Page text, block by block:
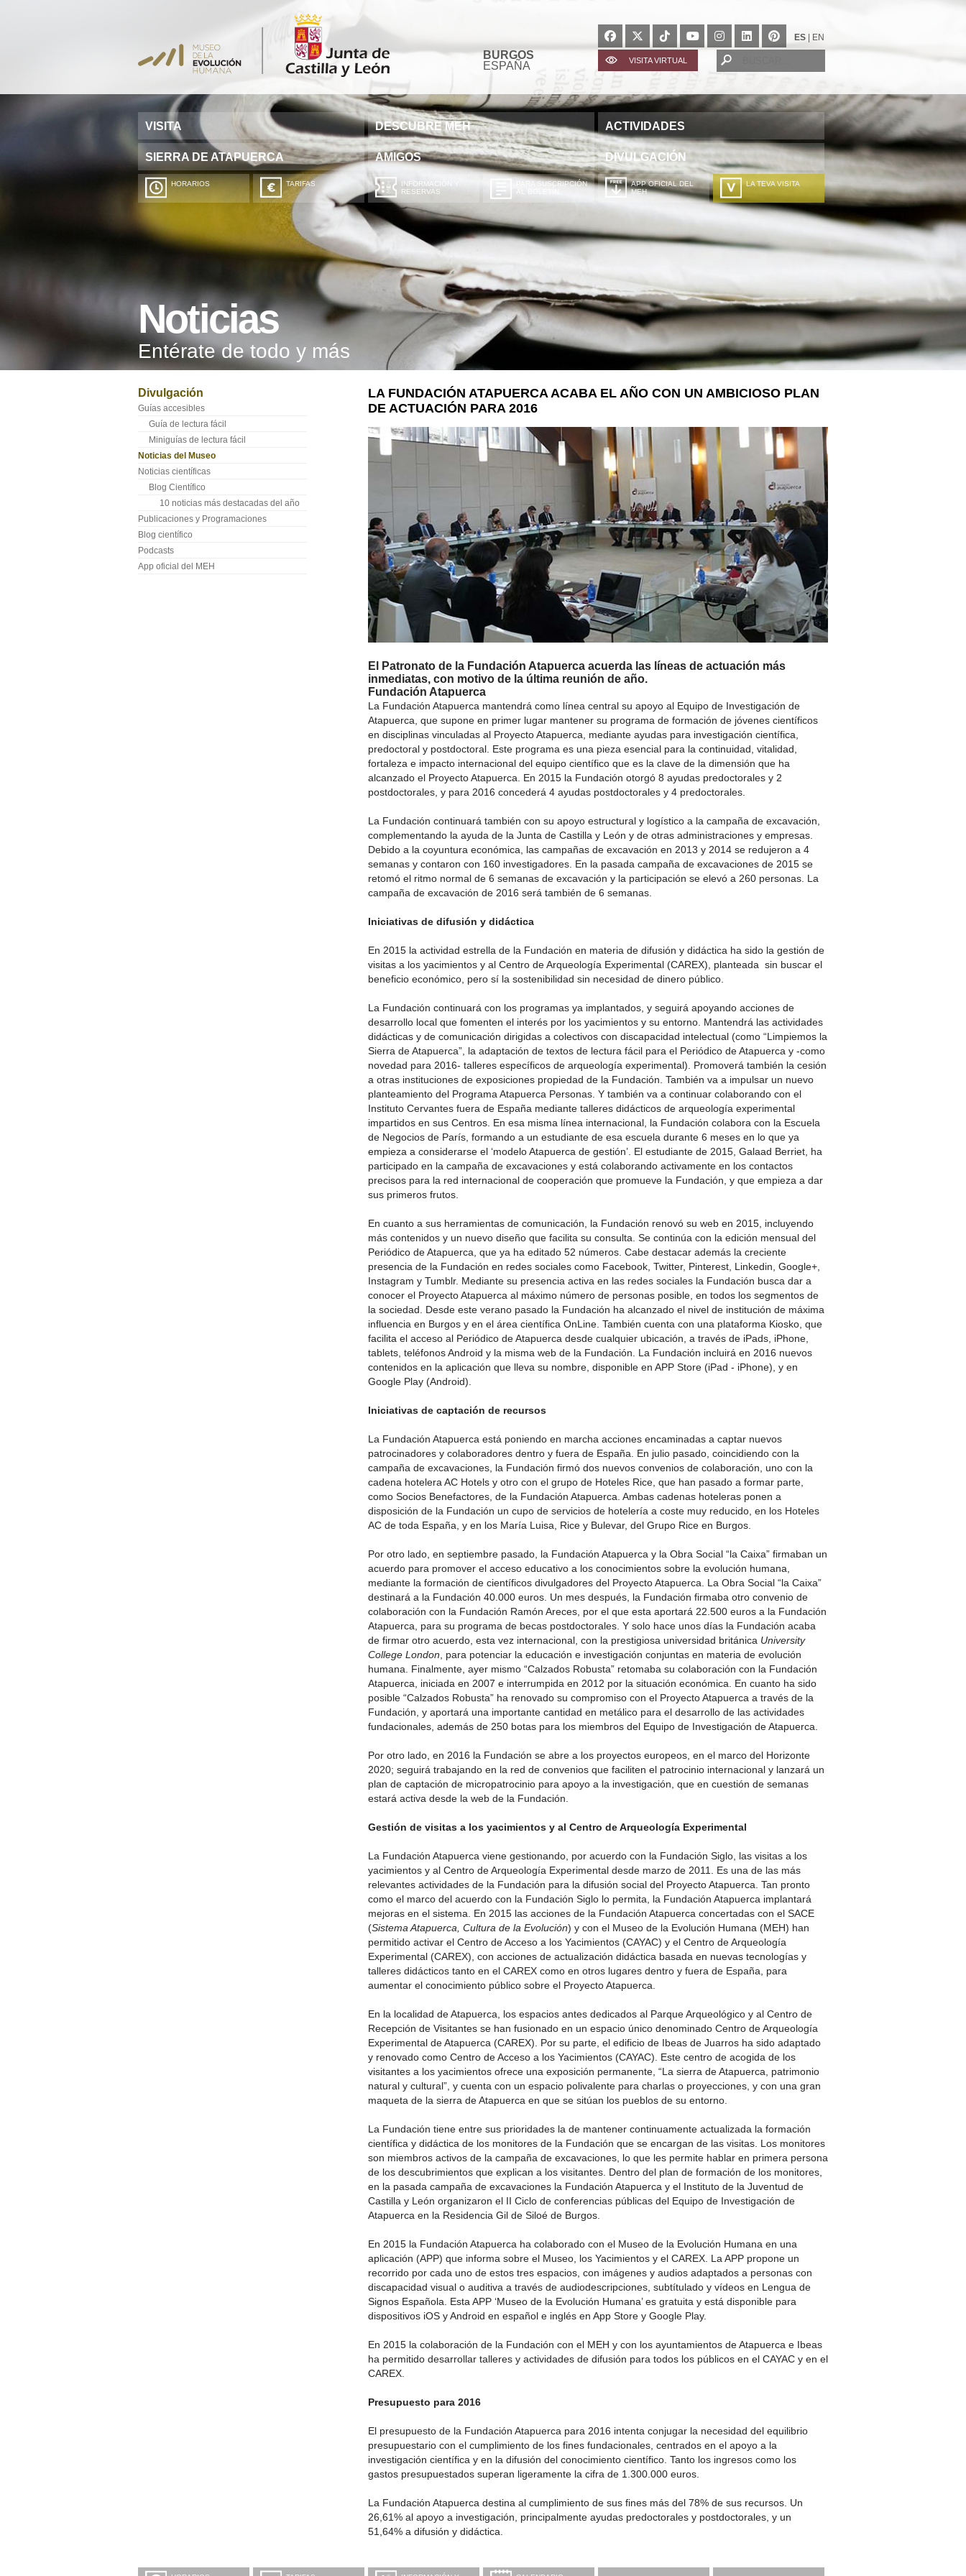
BURGOS
ESPAÑA
ES EN
VISITA VIRTUAL
VISITA DESCUBRE MEH ACTIVIDADES
SIERRA DE ATAPUERCA AMIGOS DIVULGACIÓN
HORARIOS TARIFAS
INFORMACIÓN Y
RESERVAS
PARA SUSCRIPCIÓN
AL BOLETÍN
APP OFICIAL DEL
MEH
LA TEVA VISITA
A TÚA VISITA
ZURE BISITALDIA
DEIN BESUCH
LA VOSTRA VISITA
A SUA VISITA
Noticias
Entérate de todo y más
Divulgación
Guías accesibles
Guía de lectura fácil
Miniguías de lectura fácil
Noticias del Museo
Noticias científicas
Blog Científico
10 noticias más destacadas del año
Publicaciones y Programaciones
Blog científico
Podcasts
App oficial del MEH
LA FUNDACIÓN ATAPUERCA ACABA EL AÑO CON UN AMBICIOSO PLAN
DE ACTUACIÓN PARA 2016
El Patronato de la Fundación Atapuerca acuerda las líneas de actuación más
inmediatas, con motivo de la última reunión de año.
Fundación Atapuerca
La Fundación Atapuerca mantendrá como línea central su apoyo al Equipo de Investigación de
Atapuerca, que supone en primer lugar mantener su programa de formación de jóvenes científicos
en disciplinas vinculadas al Proyecto Atapuerca, mediante ayudas para investigación científica,
predoctoral y postdoctoral. Este programa es una pieza esencial para la continuidad, vitalidad,
fortaleza e impacto internacional del equipo científico que es la clave de la dimensión que ha
alcanzado el Proyecto Atapuerca. En 2015 la Fundación otorgó 8 ayudas predoctorales y 2
postdoctorales, y para 2016 concederá 4 ayudas postdoctorales y 4 predoctorales.
La Fundación continuará también con su apoyo estructural y logístico a la campaña de excavación,
complementando la ayuda de la Junta de Castilla y León y de otras administraciones y empresas.
Debido a la coyuntura económica, las campañas de excavación en 2013 y 2014 se redujeron a 4
semanas y contaron con 160 investigadores. En la pasada campaña de excavaciones de 2015 se
retomó el ritmo normal de 6 semanas de excavación y la participación se elevó a 260 personas. La
campaña de excavación de 2016 será también de 6 semanas.
Iniciativas de difusión y didáctica
En 2015 la actividad estrella de la Fundación en materia de difusión y didáctica ha sido la gestión de
visitas a los yacimientos y al Centro de Arqueología Experimental (CAREX), planteada sin buscar el
beneficio económico, pero sí la sostenibilidad sin necesidad de dinero público.
La Fundación continuará con los programas ya implantados, y seguirá apoyando acciones de
desarrollo local que fomenten el interés por los yacimientos y su entorno. Mantendrá las actividades
didácticas y de comunicación dirigidas a colectivos con discapacidad intelectual (como “Limpiemos la
Sierra de Atapuerca”, la adaptación de textos de lectura fácil para el Periódico de Atapuerca y -como
novedad para 2016- talleres específicos de arqueología experimental). Promoverá también la cesión
a otras instituciones de exposiciones propiedad de la Fundación. También va a impulsar un nuevo
planteamiento del Programa Atapuerca Personas. Y también va a continuar colaborando con el
Instituto Cervantes fuera de España mediante talleres didácticos de arqueología experimental
impartidos en sus Centros. En esa misma línea internacional, la Fundación colabora con la Escuela
de Negocios de París, formando a un estudiante de esa escuela durante 6 meses en lo que ya
empieza a considerarse el ‘modelo Atapuerca de gestión’. El estudiante de 2015, Galaad Berriet, ha
participado en la campaña de excavaciones y está colaborando activamente en los contactos
precisos para la red internacional de cooperación que promueve la Fundación, y que empieza a dar
sus primeros frutos.
En cuanto a sus herramientas de comunicación, la Fundación renovó su web en 2015, incluyendo
más contenidos y un nuevo diseño que facilita su consulta. Se continúa con la edición mensual del
Periódico de Atapuerca, que ya ha editado 52 números. Cabe destacar además la creciente
presencia de la Fundación en redes sociales como Facebook, Twitter, Pinterest, Linkedin, Google+,
Instagram y Tumblr. Mediante su presencia activa en las redes sociales la Fundación busca dar a
conocer el Proyecto Atapuerca al máximo número de personas posible, en todos los segmentos de
la sociedad. Desde este verano pasado la Fundación ha alcanzado el nivel de institución de máxima
influencia en Burgos y en el área científica OnLine. También cuenta con una plataforma Kiosko, que
facilita el acceso al Periódico de Atapuerca desde cualquier ubicación, a través de iPads, iPhone,
tablets, teléfonos Android y la misma web de la Fundación. La Fundación incluirá en 2016 nuevos
contenidos en la aplicación que lleva su nombre, disponible en APP Store (iPad - iPhone), y en
Google Play (Android).
Iniciativas de captación de recursos
La Fundación Atapuerca está poniendo en marcha acciones encaminadas a captar nuevos
patrocinadores y colaboradores dentro y fuera de España. En julio pasado, coincidiendo con la
campaña de excavaciones, la Fundación firmó dos nuevos convenios de colaboración, uno con la
cadena hotelera AC Hotels y otro con el grupo de Hoteles Rice, que han pasado a formar parte,
como Socios Benefactores, de la Fundación Atapuerca. Ambas cadenas hoteleras ponen a
disposición de la Fundación un cupo de servicios de hotelería a coste muy reducido, en los Hoteles
AC de toda España, y en los María Luisa, Rice y Bulevar, del Grupo Rice en Burgos.
Por otro lado, en septiembre pasado, la Fundación Atapuerca y la Obra Social “la Caixa” firmaban un
acuerdo para promover el acceso educativo a los conocimientos sobre la evolución humana,
mediante la formación de científicos divulgadores del Proyecto Atapuerca. La Obra Social “la Caixa”
destinará a la Fundación 40.000 euros. Un mes después, la Fundación firmaba otro convenio de
colaboración con la Fundación Ramón Areces, por el que esta aportará 22.500 euros a la Fundación
Atapuerca, para su programa de becas postdoctorales. Y solo hace unos días la Fundación acaba
de firmar otro acuerdo, esta vez internacional, con la prestigiosa universidad británica University
College London , para potenciar la educación e investigación conjuntas en materia de evolución
humana. Finalmente, ayer mismo “Calzados Robusta” retomaba su colaboración con la Fundación
Atapuerca, iniciada en 2007 e interrumpida en 2012 por la situación económica. En cuanto ha sido
posible “Calzados Robusta” ha renovado su compromiso con el Proyecto Atapuerca a través de la
Fundación, y aportará una importante cantidad en metálico para el desarrollo de las actividades
fundacionales, además de 250 botas para los miembros del Equipo de Investigación de Atapuerca.
Por otro lado, en 2016 la Fundación se abre a los proyectos europeos, en el marco del Horizonte
2020; seguirá trabajando en la red de convenios que faciliten el patrocinio internacional y lanzará un
plan de captación de micropatrocinio para apoyo a la investigación, que en cuestión de semanas
estará activa desde la web de la Fundación.
Gestión de visitas a los yacimientos y al Centro de Arqueología Experimental
La Fundación Atapuerca viene gestionando, por acuerdo con la Fundación Siglo, las visitas a los
yacimientos y al Centro de Arqueología Experimental desde marzo de 2011. Es una de las más
relevantes actividades de la Fundación para la difusión social del Proyecto Atapuerca. Tan pronto
como el marco del acuerdo con la Fundación Siglo lo permita, la Fundación Atapuerca implantará
mejoras en el sistema. En 2015 las acciones de la Fundación Atapuerca concertadas con el SACE
(Sistema Atapuerca, Cultura de la Evolución) y con el Museo de la Evolución Humana (MEH) han
permitido activar el Centro de Acceso a los Yacimientos (CAYAC) y el Centro de Arqueología
Experimental (CAREX), con acciones de actualización didáctica basada en nuevas tecnologías y
talleres didácticos tanto en el CAREX como en otros lugares dentro y fuera de España, para
aumentar el conocimiento público sobre el Proyecto Atapuerca.
En la localidad de Atapuerca, los espacios antes dedicados al Parque Arqueológico y al Centro de
Recepción de Visitantes se han fusionado en un espacio único denominado Centro de Arqueología
Experimental de Atapuerca (CAREX). Por su parte, el edificio de Ibeas de Juarros ha sido adaptado
y renovado como Centro de Acceso a los Yacimientos (CAYAC). Este centro de acogida de los
visitantes a los yacimientos ofrece una exposición permanente, “La sierra de Atapuerca, patrimonio
natural y cultural”, y cuenta con un espacio polivalente para charlas o proyecciones, y con una gran
maqueta de la sierra de Atapuerca en que se sitúan los pueblos de su entorno.
La Fundación tiene entre sus prioridades la de mantener continuamente actualizada la formación
científica y didáctica de los monitores de la Fundación que se encargan de las visitas. Los monitores
son miembros activos de la campaña de excavaciones, lo que les permite hablar en primera persona
de los descubrimientos que explican a los visitantes. Dentro del plan de formación de los monitores,
en la pasada campaña de excavaciones la Fundación Atapuerca y el Instituto de la Juventud de
Castilla y León organizaron el II Ciclo de conferencias públicas del Equipo de Investigación de
Atapuerca en la Residencia Gil de Siloé de Burgos.
En 2015 la Fundación Atapuerca ha colaborado con el Museo de la Evolución Humana en una
aplicación (APP) que informa sobre el Museo, los Yacimientos y el CAREX. La APP propone un
recorrido por cada uno de estos tres espacios, con imágenes y audios adaptados a personas con
discapacidad visual o auditiva a través de audiodescripciones, subtítulado y vídeos en Lengua de
Signos Española. Esta APP ‘Museo de la Evolución Humana’ es gratuita y está disponible para
dispositivos iOS y Android en español e inglés en App Store y Google Play.
En 2015 la colaboración de la Fundación con el MEH y con los ayuntamientos de Atapuerca e Ibeas
ha permitido desarrollar talleres y actividades de difusión para todos los públicos en el CAYAC y en el
CAREX.
Presupuesto para 2016
El presupuesto de la Fundación Atapuerca para 2016 intenta conjugar la necesidad del equilibrio
presupuestario con el cumplimiento de los fines fundacionales, centrados en el apoyo a la
investigación científica y en la difusión del conocimiento científico. Tanto los ingresos como los
gastos presupuestados superan ligeramente la cifra de 1.300.000 euros.
La Fundación Atapuerca destina al cumplimiento de sus fines más del 78% de sus recursos. Un
26,61% al apoyo a investigación, principalmente ayudas predoctorales y postdoctorales, y un
51,64% a difusión y didáctica.